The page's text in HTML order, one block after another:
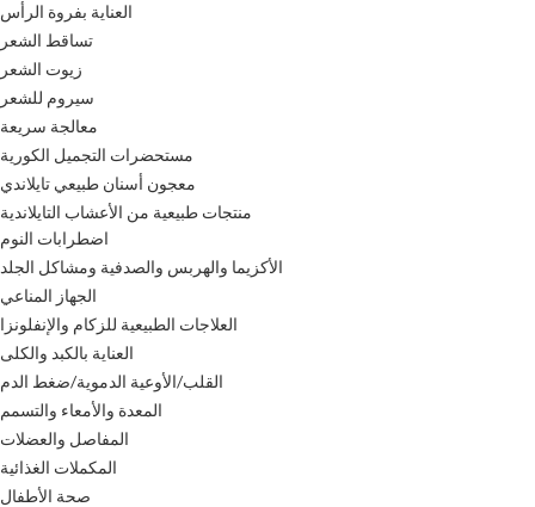
العناية بفروة الرأس
تساقط الشعر
زيوت الشعر
سيروم للشعر
معالجة سريعة
مستحضرات التجميل الكورية
معجون أسنان طبيعي تايلاندي
منتجات طبيعية من الأعشاب التايلاندية
اضطرابات النوم
الأكزيما والهربس والصدفية ومشاكل الجلد
الجهاز المناعي
العلاجات الطبيعية للزكام والإنفلونزا
العناية بالكبد والكلى
القلب/الأوعية الدموية/ضغط الدم
المعدة والأمعاء والتسمم
المفاصل والعضلات
المكملات الغذائية
صحة الأطفال